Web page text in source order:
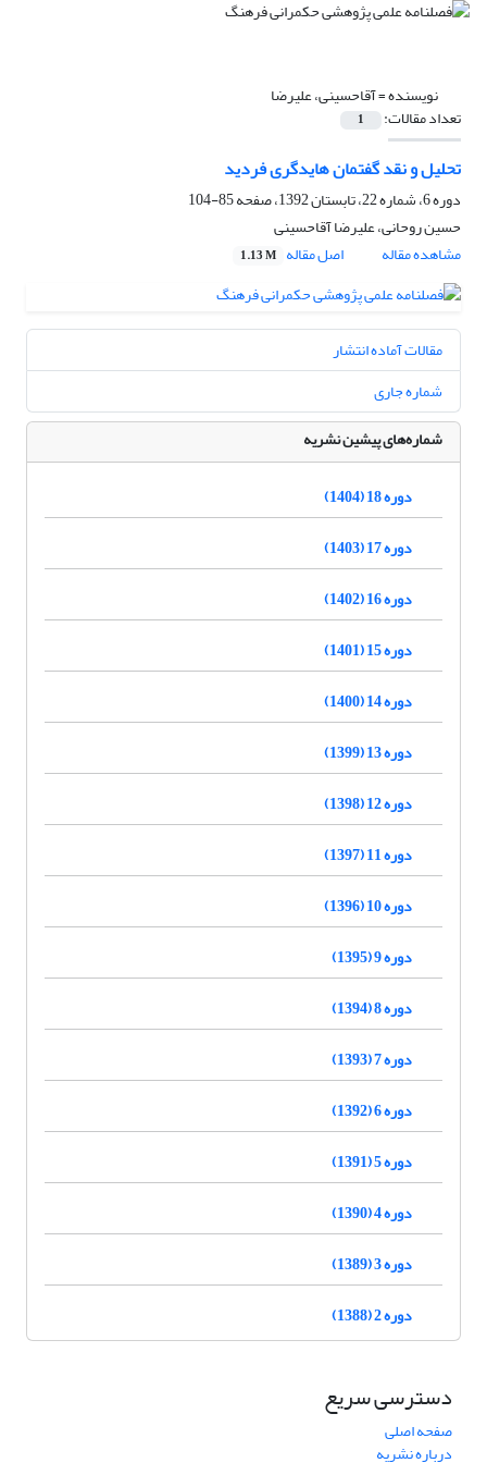
نویسنده =آقاحسینی، علیرضا
تعداد مقالات: 1
تحلیل و نقد گفتمان هایدگری فردید
دوره 6، شماره 22، تابستان 1392، صفحه
85-104
حسین روحانی، علیرضا آقاحسینی
مشاهده مقاله
اصل مقاله 1.13 M
مقالات آماده انتشار
شماره جاری
شماره‌های پیشین نشریه
دوره 18 (1404)
دوره 17 (1403)
دوره 16 (1402)
دوره 15 (1401)
دوره 14 (1400)
دوره 13 (1399)
دوره 12 (1398)
دوره 11 (1397)
دوره 10 (1396)
دوره 9 (1395)
دوره 8 (1394)
دوره 7 (1393)
دوره 6 (1392)
دوره 5 (1391)
دوره 4 (1390)
دوره 3 (1389)
دوره 2 (1388)
دسترسی سریع
صفحه اصلی
درباره نشریه